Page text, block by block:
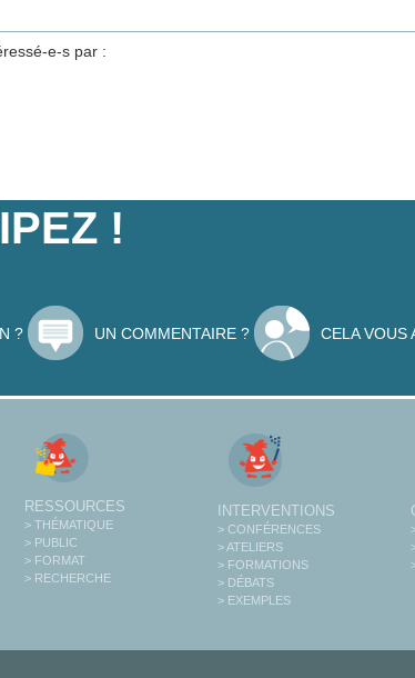
e-s par :
!
? UN COMMENTAIRE ? CELA VOUS
RESSOURCES
> THÉMATIQUE
> PUBLIC
> FORMAT
> RECHERCHE
INTERVENTIONS
> CONFÉRENCES
> ATELIERS
> FORMATIONS
> DÉBATS
> EXEMPLES